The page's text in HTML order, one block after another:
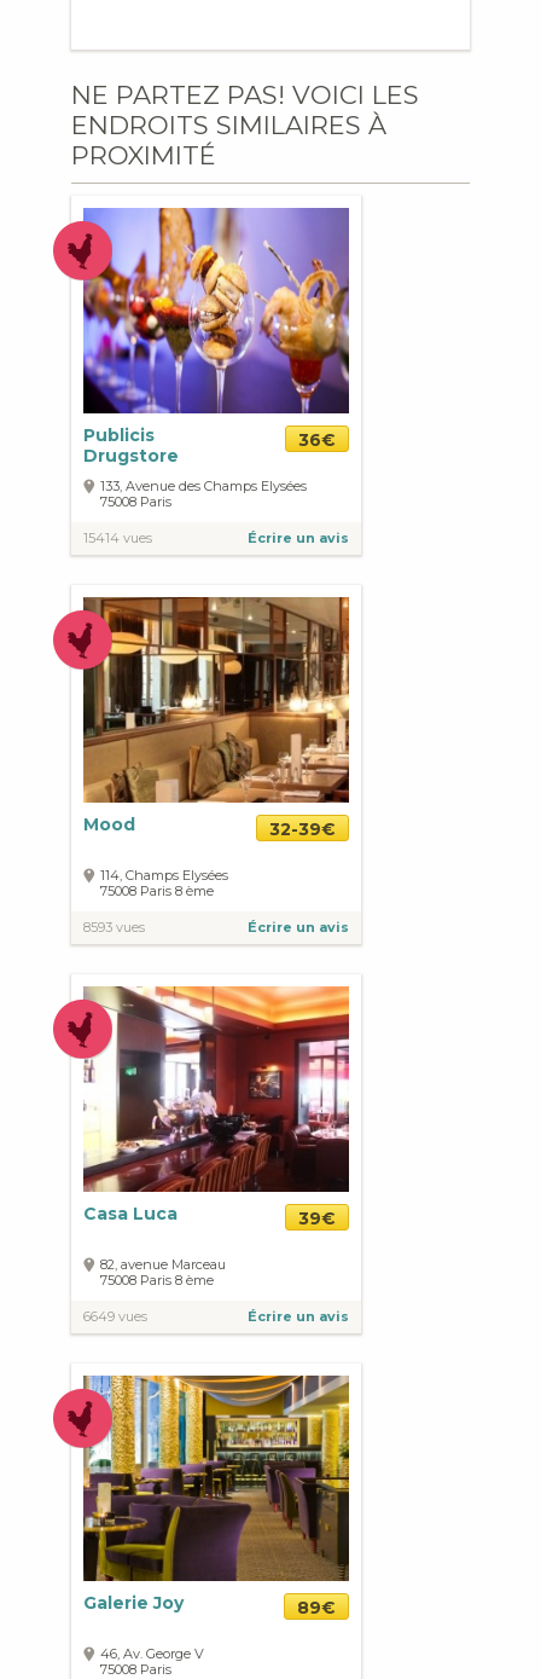
NE PARTEZ PAS! VOICI LES
ENDROITS SIMILAIRES À
PROXIMITÉ
Publicis
Drugstore
36€
133, Avenue des Champs Elysées
75008 Paris
15414 vues Écrire un avis
Mood 32-39€
114, Champs Elysées
75008 Paris 8 ème
8593 vues Écrire un avis
Casa Luca 39€
82, avenue Marceau
75008 Paris 8 ème
6649 vues Écrire un avis
Galerie Joy 89€
46, Av. George V
75008 Paris